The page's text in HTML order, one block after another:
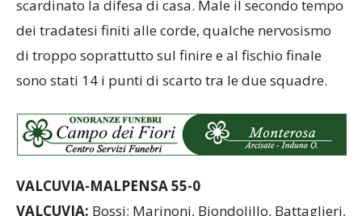
scardinato la difesa di casa. Male il secondo tempo
dei tradatesi finiti alle corde, qualche nervosismo
di troppo soprattutto sul finire e al fischio finale
sono stati 14 i punti di scarto tra le due squadre.
VALCUVIA-MALPENSA 55-0
VALCUVIA: Bossi; Marinoni, Biondolillo, Battaglieri,